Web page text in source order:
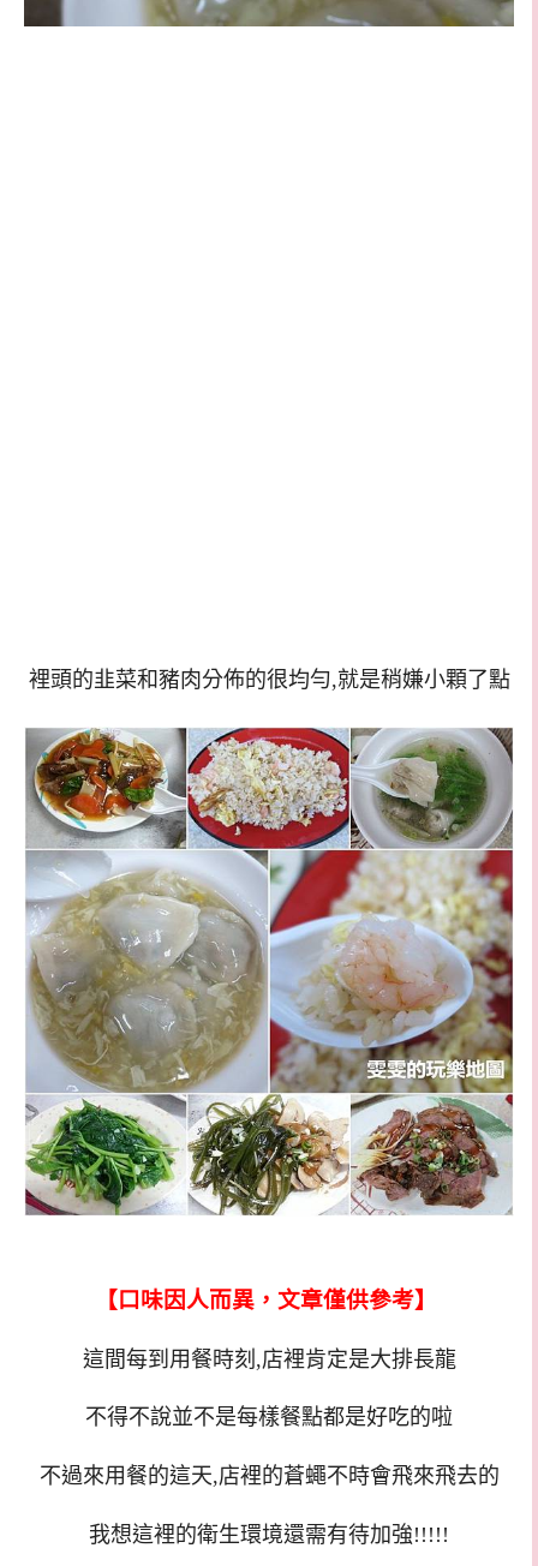
裡頭的韭菜和豬肉分佈的很均勻,就是稍嫌小顆了點
【口味因人而異，文章僅供參考】
這間每到用餐時刻,店裡肯定是大排長龍
不得不說並不是每樣餐點都是好吃的啦
不過來用餐的這天,店裡的蒼蠅不時會飛來飛去的
我想這裡的衛生環境還需有待加強!!!!!